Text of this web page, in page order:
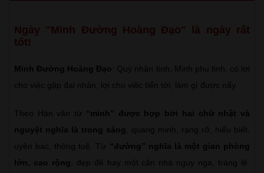
Ngày "Minh Đường Hoàng Đạo" là ngày rất
tốt!
Minh Đường Hoàng Đạo : Quý nhân tinh, Minh phụ tinh, có lợi
cho việc gặp đại nhân, lợi cho việc tiến tới, làm gì được nấy.
Theo Hán văn từ “minh” được hợp bởi hai chữ nhật và
nguyệt nghĩa là trong sáng
, quang minh, rạng rỡ, hiểu biết,
uyên bác, thông tuệ. Từ “đường” nghĩa là một gian phòng
lớn, cao rộng
, đẹp đẽ hay một căn nhà nguy nga, tráng lệ.